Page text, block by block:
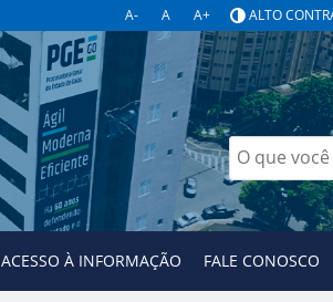
A- A A+ ALTO
ACESSO À INFORMAÇÃO FALE CONOSCO